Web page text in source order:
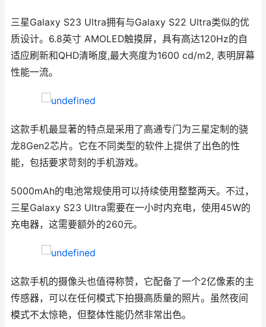
三星Galaxy S23 Ultra拥有与Galaxy S22 Ultra类似的优
质设计。6.8英寸 AMOLED触摸屏，具有高达120Hz的自
适应刷新和QHD清晰度,最大亮度为1600 cd/m2, 表明屏幕
性能一流。
这款手机最显著的特点是采用了高通专门为三星定制的骁
龙8Gen2芯片。它在不同类型的软件上提供了出色的性
能，包括要求苛刻的手机游戏。
5000mAh的电池常规使用可以持续使用整整两天。不过，
三星Galaxy S23 Ultra需要在一小时内充电，使用45W的
充电器，这需要额外的260元。
这款手机的摄像头也值得称赞，它配备了一个2亿像素的主
传感器，可以在任何模式下拍摄高质量的照片。虽然夜间
模式不太惊艳，但整体性能仍然非常出色。